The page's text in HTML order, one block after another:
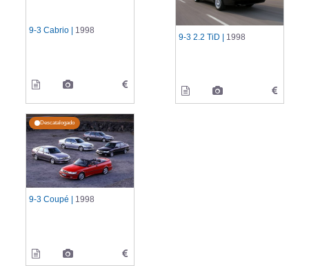
9-3 Cabrio | 1998
9-3 2.2 TiD | 1998
Descatalogado
9-3 Coupé | 1998